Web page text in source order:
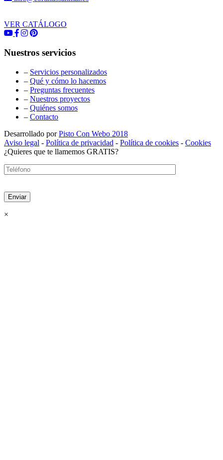
VER CATÁLOGO
Nuestros servicios
– Servicios personalizados
– Qué y cómo lo hacemos
– Preguntas frecuentes
– Nuestros proyectos
– Quiénes somos
– Contacto
Desarrollado porPisto Con Webo 2018
Aviso legal - Política de privacidad - Política de cookies - Cookies
¿Quieres que te llamemos GRATIS?
×